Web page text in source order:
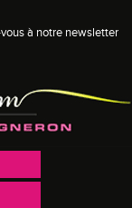
à notre newsletter